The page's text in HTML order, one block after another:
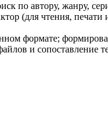
по автору, жанру,
(для чтения, печати
формате;
и сопоставление